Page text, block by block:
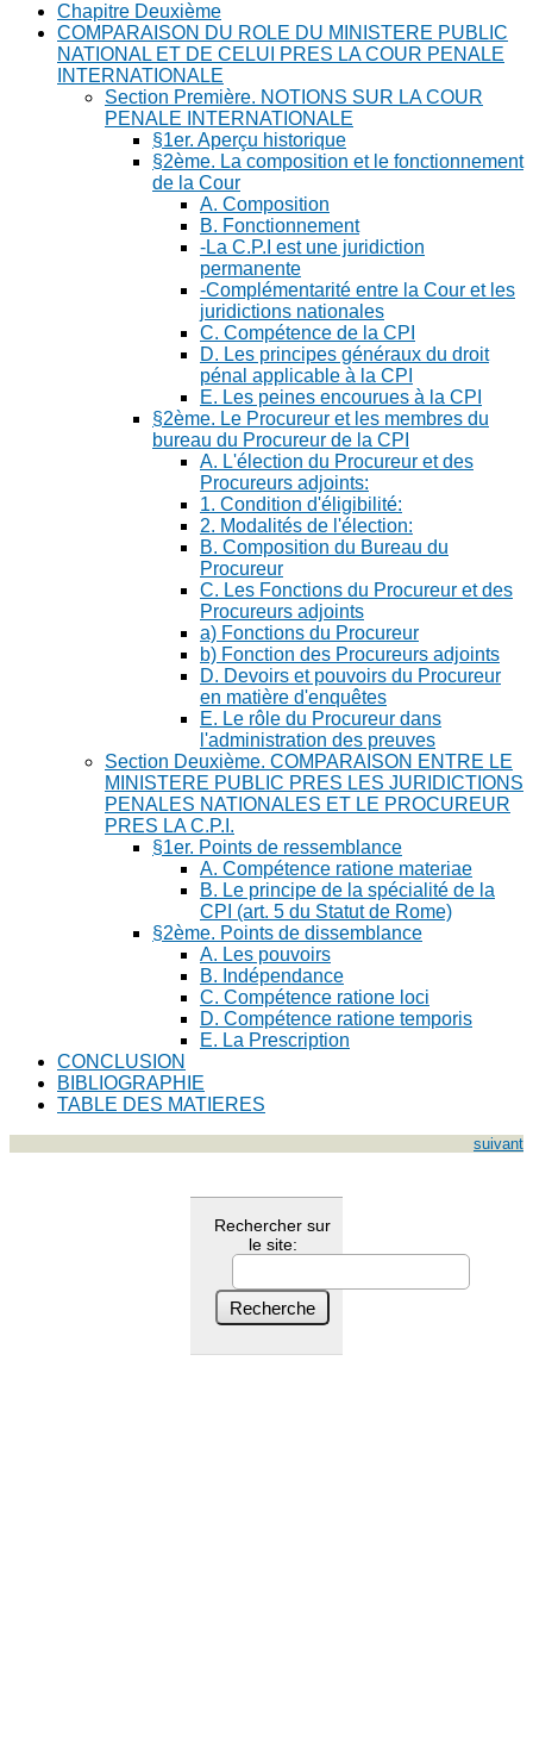
Chapitre Deuxième
COMPARAISON DU ROLE DU MINISTERE PUBLIC
NATIONAL ET DE CELUI PRES LA COUR PENALE
INTERNATIONALE
Section Première. NOTIONS SUR LA COUR
PENALE INTERNATIONALE
§1er. Aperçu historique
§2ème. La composition et le fonctionnement
de la Cour
A. Composition
B. Fonctionnement
-La C.P.I est une juridiction
permanente
-Complémentarité entre la Cour et les
juridictions nationales
C. Compétence de la CPI
D. Les principes généraux du droit
pénal applicable à la CPI
E. Les peines encourues à la CPI
§2ème. Le Procureur et les membres du
bureau du Procureur de la CPI
A. L'élection du Procureur et des
Procureurs adjoints:
1. Condition d'éligibilité:
2. Modalités de l'élection:
B. Composition du Bureau du
Procureur
C. Les Fonctions du Procureur et des
Procureurs adjoints
a) Fonctions du Procureur
b) Fonction des Procureurs adjoints
D. Devoirs et pouvoirs du Procureur
en matière d'enquêtes
E. Le rôle du Procureur dans
l'administration des preuves
Section Deuxième. COMPARAISON ENTRE LE
MINISTERE PUBLIC PRES LES JURIDICTIONS
PENALES NATIONALES ET LE PROCUREUR
PRES LA C.P.I.
§1er. Points de ressemblance
A. Compétence ratione materiae
B. Le principe de la spécialité de la
CPI (art. 5 du Statut de Rome)
§2ème. Points de dissemblance
A. Les pouvoirs
B. Indépendance
C. Compétence ratione loci
D. Compétence ratione temporis
E. La Prescription
CONCLUSION
BIBLIOGRAPHIE
TABLE DES MATIERES
suivant
Rechercher sur
le site: